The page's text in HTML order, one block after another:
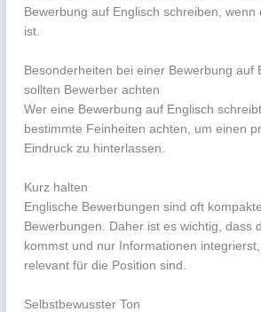
Bewerbung auf Englisch schreiben, wenn
ist.
Besonderheiten bei einer Bewerbung auf
sollten Bewerber achten
Wer eine Bewerbung auf Englisch
bestimmte Feinheiten achten, um einen
Eindruck zu hinterlassen.
Kurz halten
Englische Bewerbungen sind oft
Bewerbungen. Daher ist es wichtig, dass
kommst und nur Informationen
relevant für die Position sind.
Selbstbewusster Ton